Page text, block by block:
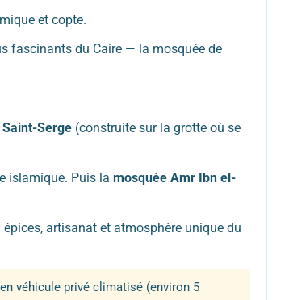
et copte.
fascinants du Caire — la mosquée de
Serge (construite sur la grotte où se
islamique. Puis la mosquée Amr Ibn el-
artisanat et atmosphère unique du
véhicule privé climatisé (environ 5